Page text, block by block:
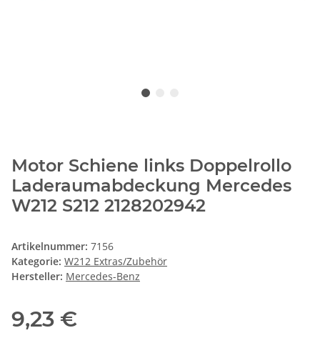
Motor Schiene links Doppelrollo
Laderaumabdeckung Mercedes
W212 S212 2128202942
Artikelnummer: 7156
Kategorie: W212 Extras/Zubehör
Hersteller: Mercedes-Benz
9,23 €